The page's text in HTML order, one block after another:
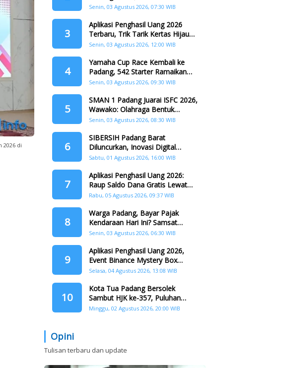
2026 di
Padang
Senin, 03 Agustus 2026, 07:30 WIB
3
Aplikasi Penghasil Uang 2026
Terbaru, Trik Tarik Kertas Hijau
Crazy Food Tanpa Penggandaan
Senin, 03 Agustus 2026, 12:00 WIB
4
Yamaha Cup Race Kembali ke
Padang, 542 Starter Ramaikan
Seri II HJK ke-357
Senin, 03 Agustus 2026, 09:30 WIB
5
SMAN 1 Padang Juarai ISFC 2026,
Wawako: Olahraga Bentuk
Karakter Generasi Muda
Senin, 03 Agustus 2026, 08:30 WIB
6
SIBERSIH Padang Barat
Diluncurkan, Inovasi Digital
Perkuat Kolaborasi Warga dan
Sabtu, 01 Agustus 2026, 16:00 WIB
7
Aplikasi Penghasil Uang 2026:
Raup Saldo Dana Gratis Lewat
Nonton Drama, Ini Caranya!
Rabu, 05 Agustus 2026, 09:37 WIB
8
Warga Padang, Bayar Pajak
Kendaraan Hari Ini? Samsat
Keliling Hadir di Padang Barat dan
Senin, 03 Agustus 2026, 06:30 WIB
9
Aplikasi Penghasil Uang 2026,
Event Binance Mystery Box
Dapat Saldo Dana
Selasa, 04 Agustus 2026, 13:08 WIB
10
Kota Tua Padang Bersolek
Sambut HJK ke-357, Puluhan
Agenda Nasional dan
Minggu, 02 Agustus 2026, 20:00 WIB
Opini
Tulisan terbaru dan update